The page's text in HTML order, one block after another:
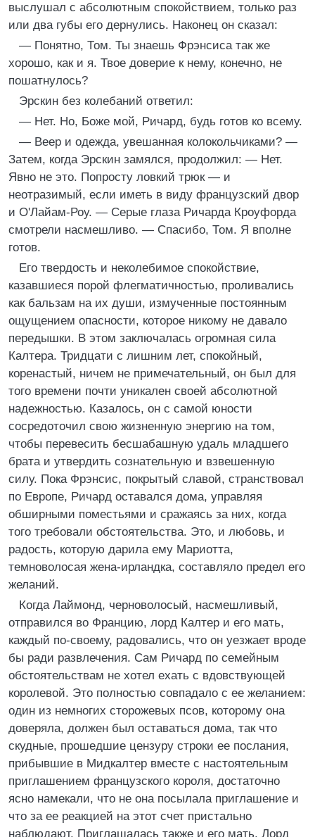
выслушал с абсолютным спокойствием, только раз
или два губы его дернулись. Наконец он сказал:
— Понятно, Том. Ты знаешь Фрэнсиса так же
хорошо, как и я. Твое доверие к нему, конечно, не
пошатнулось?
Эрскин без колебаний ответил:
— Нет. Но, Боже мой, Ричард, будь готов ко всему.
— Веер и одежда, увешанная колокольчиками? —
Затем, когда Эрскин замялся, продолжил: — Нет.
Явно не это. Попросту ловкий трюк — и
неотразимый, если иметь в виду французский двор
и О'Лайам-Роу. — Серые глаза Ричарда Кроуфорда
смотрели насмешливо. — Спасибо, Том. Я вполне
готов.
Его твердость и неколебимое спокойствие,
казавшиеся порой флегматичностью, проливались
как бальзам на их души, измученные постоянным
ощущением опасности, которое никому не давало
передышки. В этом заключалась огромная сила
Калтера. Тридцати с лишним лет, спокойный,
коренастый, ничем не примечательный, он был для
того времени почти уникален своей абсолютной
надежностью. Казалось, он с самой юности
сосредоточил свою жизненную энергию на том,
чтобы перевесить бесшабашную удаль младшего
брата и утвердить сознательную и взвешенную
силу. Пока Фрэнсис, покрытый славой, странствовал
по Европе, Ричард оставался дома, управляя
обширными поместьями и сражаясь за них, когда
того требовали обстоятельства. Это, и любовь, и
радость, которую дарила ему Мариотта,
темноволосая жена-ирландка, составляло предел его
желаний.
Когда Лаймонд, черноволосый, насмешливый,
отправился во Францию, лорд Калтер и его мать,
каждый по-своему, радовались, что он уезжает вроде
бы ради развлечения. Сам Ричард по семейным
обстоятельствам не хотел ехать с вдовствующей
королевой. Это полностью совпадало с ее желанием:
один из немногих сторожевых псов, которому она
доверяла, должен был оставаться дома, так что
скудные, прошедшие цензуру строки ее послания,
прибывшие в Мидкалтер вместе с настоятельным
приглашением французского короля, достаточно
ясно намекали, что не она посылала приглашение и
что за ее реакцией на этот счет пристально
наблюдают. Приглашалась также и его мать. Лорд